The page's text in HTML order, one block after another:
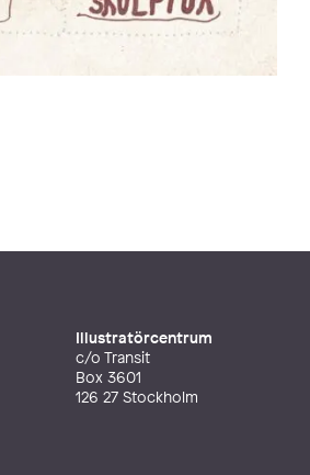
Illustratörcentrum
c/o Transit
Box 3601
126 27 Stockholm